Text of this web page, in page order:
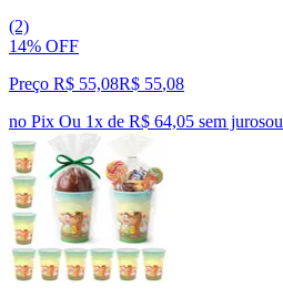
(2)
14% OFF
Preço R$ 55,08R$ 55,08
no Pix Ou 1x de R$ 64,05 sem jurosou